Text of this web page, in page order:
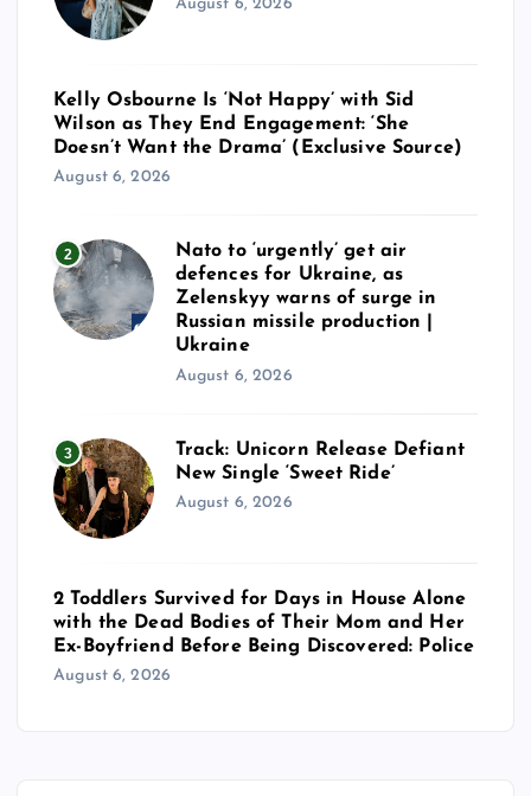
August 6, 2026
Kelly Osbourne Is ‘Not Happy’ with Sid
Wilson as They End Engagement: ‘She
Doesn’t Want the Drama’ (Exclusive Source)
August 6, 2026
2
Nato to ‘urgently’ get air
defences for Ukraine, as
Zelenskyy warns of surge in
Russian missile production |
Ukraine
August 6, 2026
3
Track: Unicorn Release Defiant
New Single ‘Sweet Ride’
August 6, 2026
2 Toddlers Survived for Days in House Alone
with the Dead Bodies of Their Mom and Her
Ex-Boyfriend Before Being Discovered: Police
August 6, 2026